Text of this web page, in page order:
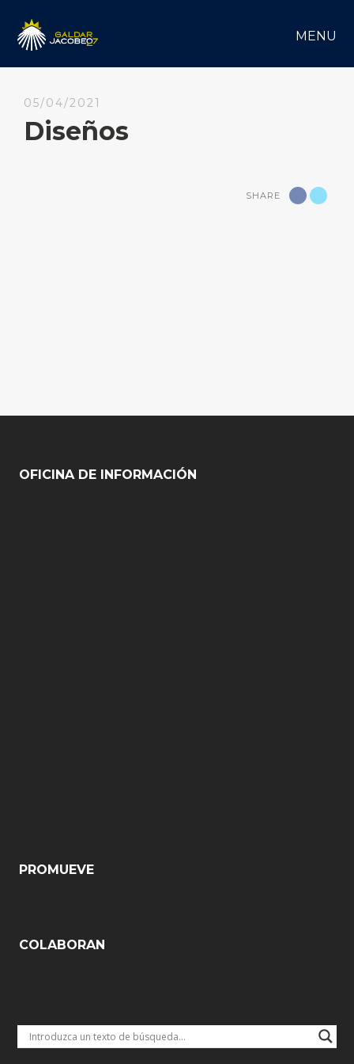
MENU
05/04/2021
Diseños
SHARE
OFICINA DE INFORMACIÓN
PROMUEVE
COLABORAN